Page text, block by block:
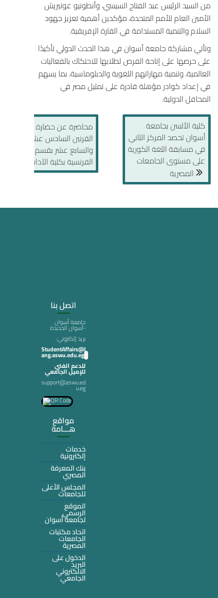
من السيد الرئيس عبد الفتاح السيسي، وأنطونيو غوتيريش
الأمين العام للأمم المتحدة، مؤكدين أهمية تعزيز جهود
السلام والتنمية المستدامة في القارة الإفريقية.
وتأتي مشاركةجامعة أسوانفي هذا الحدث الدولي تأكيدًا
على حرصها على إتاحة الفرص لطلابها للاحتكاك بالفعاليات
العالمية، وتنمية مهاراتهم اللغوية والدبلوماسية، بما يسهم
في إعداد كوادر مؤهلة قادرة على تمثيل مصر في
المحافل الدولية.
محاضرة عن حضارة
القرنين السادس عشر
والسابع عشر بقسم اللغة
الفرنسية بكلية الآداب
كلية الألسن بجامعة
أسوان تحصد المركز الثاني
في مسابقة اللغة الكورية
على مستوى الجامعات
المصرية
اتصل بنا
جامعة أسوان
-أسوان الجديدة
:بريد إلكتروني
StudentAffairs@l
ang.aswu.edu.eg
للدعم الفني
للإميل الجامعي
support@aswu.ed
u.eg
مواقع
هـــامة
خدمات
إلكترونية
بنك المعرفة
المصري
المجلس الأعلى
للجامعات
الموقع
الرسمي
لجامعة أسوان
اتحاد مكتبات
الجامعات
المصرية
الدخول على
البريد
الالكتروني
الجامعي